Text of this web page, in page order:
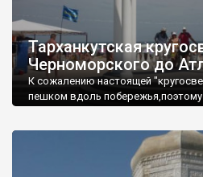
Тарханкутская
Черноморского до
К сожалению настоящей
пешком вдоль